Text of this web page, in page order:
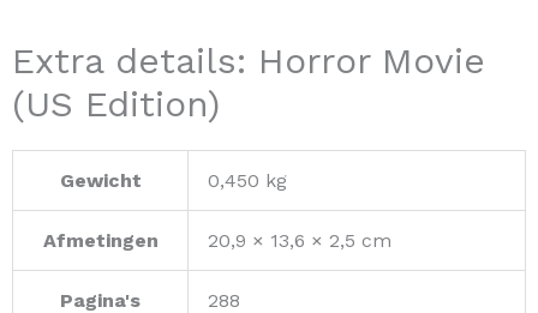
Extra details: Horror Movie
(US Edition)
Gewicht 0,450 kg
Afmetingen 20,9 × 13,6 × 2,5 cm
Pagina's 288